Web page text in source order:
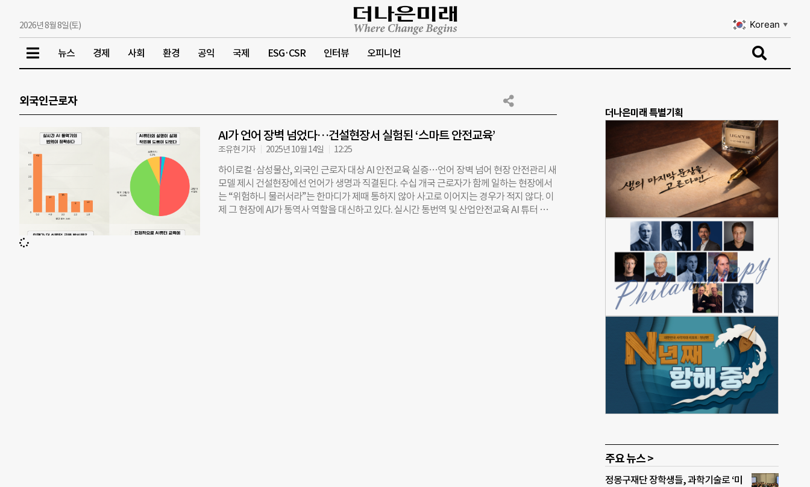
2026년 8월 8일(토) Korean ▼
뉴스 경제 사회 환경 공익 국제 ESG·CSR 인터뷰 오피니언
외국인근로자
AI가 언어 장벽 넘었다…건설현장서 실험된 ‘스마트 안전교육’
조유현 기자 2025년 10월 14일 12:25
하이로컬·삼성물산, 외국인 근로자 대상 AI 안전교육 실증…언어 장벽 넘어 현장 안전관리 새
모델 제시 건설현장에선 언어가 생명과 직결된다. 수십 개국 근로자가 함께 일하는 현장에서
는 “위험하니 물러서라”는 한마디가 제때 통하지 않아 사고로 이어지는 경우가 적지 않다. 이
제 그 현장에 AI가 통역사 역할을 대신하고 있다. 실시간 통번역 및 산업안전교육 AI 튜터 전문
더나은미래 특별기획
주요 뉴스 >
정몽구재단 장학생들, 과학기술로 ‘미